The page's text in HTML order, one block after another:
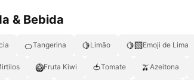
& Bebida
🍊Tangerina 🍋Limão 🍋‍🟩Emoji de Lima
🥝Fruta Kiwi 🍅Tomate 🫒Azeitona